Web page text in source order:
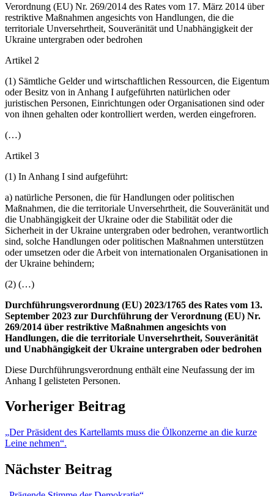
Verordnung (EU) Nr. 269/2014 des Rates vom 17. März 2014 über
restriktive Maßnahmen angesichts von Handlungen, die die
territoriale Unversehrtheit, Souveränität und Unabhängigkeit der
Ukraine untergraben oder bedrohen
Artikel 2
(1) Sämtliche Gelder und wirtschaftlichen Ressourcen, die Eigentum
oder Besitz von in Anhang I aufgeführten natürlichen oder
juristischen Personen, Einrichtungen oder Organisationen sind oder
von ihnen gehalten oder kontrolliert werden, werden eingefroren.
(…)
Artikel 3
(1) In Anhang I sind aufgeführt:
a) natürliche Personen, die für Handlungen oder politischen
Maßnahmen, die die territoriale Unversehrtheit, die Souveränität und
die Unabhängigkeit der Ukraine oder die Stabilität oder die
Sicherheit in der Ukraine untergraben oder bedrohen, verantwortlich
sind, solche Handlungen oder politischen Maßnahmen unterstützen
oder umsetzen oder die Arbeit von internationalen Organisationen in
der Ukraine behindern;
(2) (…)
Durchführungsverordnung (EU) 2023/1765 des Rates vom 13.
September 2023 zur Durchführung der Verordnung (EU) Nr.
269/2014 über restriktive Maßnahmen angesichts von
Handlungen, die die territoriale Unversehrtheit, Souveränität
und Unabhängigkeit der Ukraine untergraben oder bedrohen
Diese Durchführungsverordnung enthält eine Neufassung der im
Anhang I gelisteten Personen.
Vorheriger Beitrag
„Der Präsident des Kartellamts muss die Ölkonzerne an die kurze
Leine nehmen“.
Nächster Beitrag